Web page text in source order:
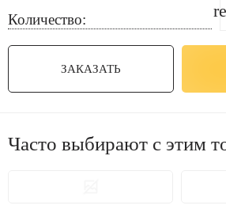
Количество:
ЗАКАЗАТЬ
Часто выбирают с этим